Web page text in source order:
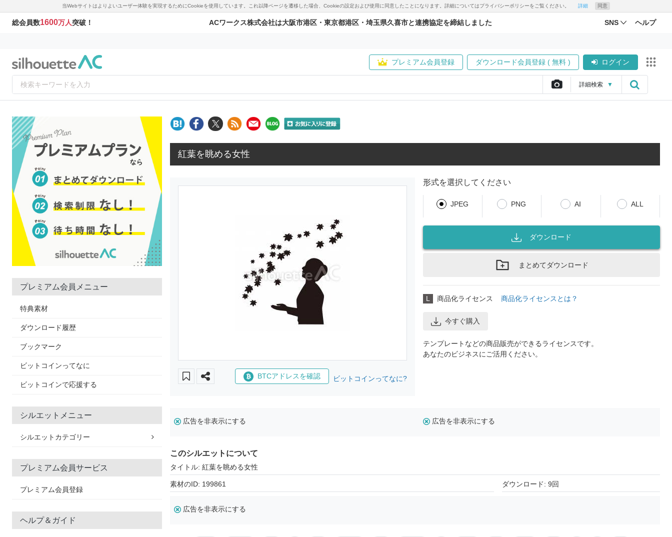
当Webサイトはよりよいユーザー体験を実現するためにCookieを使用しています。これ以降ページを遷移した場合、Cookieの設定および使用に同意したことになります。詳細についてはプライバシーポリシーをご覧ください。 詳細 同意
総会員数1600万人突破！ ACワークス株式会社は大阪市港区・東京都港区・埼玉県久喜市と連携協定を締結しました SNS ヘルプ
プレミアム会員登録 ダウンロード会員登録 ( 無料 ) ログイン
詳細検索 ▼
プレミアム会員メニュー
特典素材
ダウンロード履歴
ブックマーク
ビットコインってなに
ビットコインで応援する
シルエットメニュー
シルエットカテゴリー
プレミアム会員サービス
プレミアム会員登録
ヘルプ＆ガイド
紅葉を眺める女性
BTCアドレスを確認 ビットコインってなに?
形式を選択してください
JPEG PNG AI ALL
ダウンロード
まとめてダウンロード
L 商品化ライセンス 商品化ライセンスとは？
今すぐ購入
テンプレートなどの商品販売ができるライセンスです。
あなたのビジネスにご活用ください。
広告を非表示にする 広告を非表示にする
このシルエットについて
タイトル: 紅葉を眺める女性
素材のID: 199861 ダウンロード: 9回
広告を非表示にする